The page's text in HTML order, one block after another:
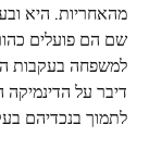
מהאחריות. היא
שם הם פועלים
למשפחה בעקבות
דיבר על
לתמוך בנכדיהם